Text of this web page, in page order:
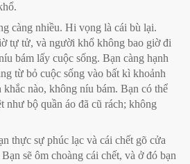
càng nhiều. Hi vọng là cái bù lại.
tự tử, và người khổ không bao giờ đi
bám lấy cuộc sống. Bạn càng hạnh
từ bỏ cuộc sống vào bất kì khoảnh
nào, không níu bám. Bạn có thể
như bộ quần áo đã cũ rách; không
thực sự phúc lạc và cái chết gõ cửa
sẽ ôm choàng cái chết, và ở đó bạn